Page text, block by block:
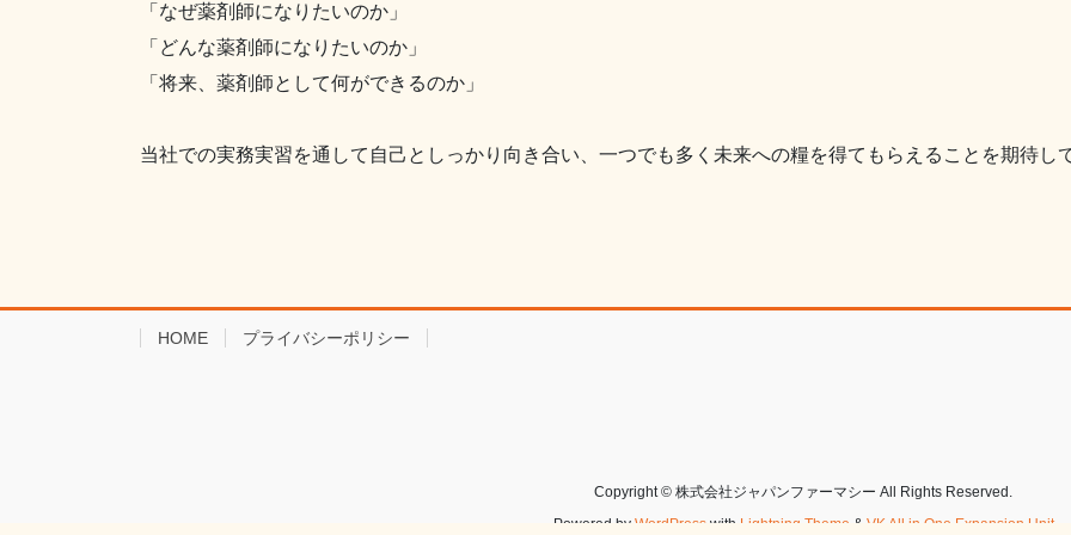
「なぜ薬剤師になりたいのか」
「どんな薬剤師になりたいのか」
「将来、薬剤師として何ができるのか」
当社での実務実習を通して自己としっかり向き合い、一つでも多く未来への糧を得てもらえることを期待し
HOME プライバシーポリシー
Copyright © 株式会社ジャパンファーマシー All Rights Reserved.
Powered by WordPresswith Lightning Theme & VK All in One Expansion Unit